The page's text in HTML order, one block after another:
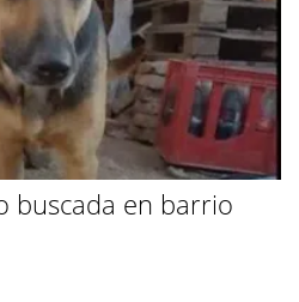
buscada en barrio